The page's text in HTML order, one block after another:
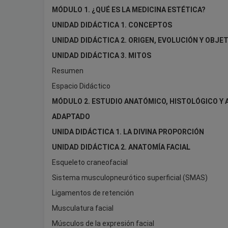
MÓDULO 1. ¿QUÉ ES LA MEDICINA ESTÉTICA?
UNIDAD DIDÁCTICA 1. CONCEPTOS
UNIDAD DIDÁCTICA 2. ORIGEN, EVOLUCIÓN Y
UNIDAD DIDÁCTICA 3. MITOS
Resumen
Espacio Didáctico
MÓDULO 2. ESTUDIO ANATÓMICO, HISTOLÓGICO Y
ADAPTADO
UNIDA DIDÁCTICA 1. LA DIVINA PROPORCIÓN
UNIDAD DIDÁCTICA 2. ANATOMÍA FACIAL
Esqueleto craneofacial
Sistema musculopneurótico superficial (SMAS)
Ligamentos de retención
Musculatura facial
Músculos de la expresión facial